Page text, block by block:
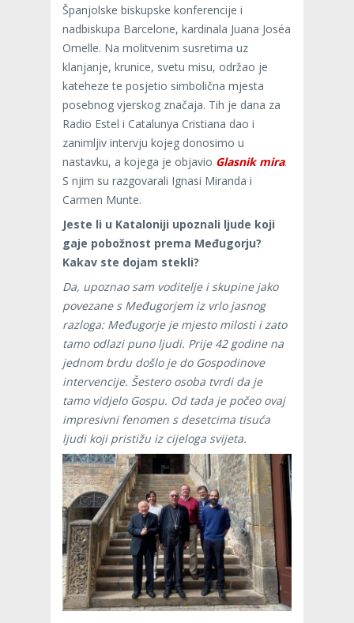
Španjolske biskupske konferencije i
nadbiskupa Barcelone, kardinala Juana Joséa
Omelle. Na molitvenim susretima uz
klanjanje, krunice, svetu misu, održao je
kateheze te posjetio simbolična mjesta
posebnog vjerskog značaja. Tih je dana za
Radio Estel i Catalunya Cristiana dao i
zanimljiv intervju kojeg donosimo u
nastavku, a kojega je objavio Glasnik mira.
S njim su razgovarali Ignasi Miranda i
Carmen Munte.
Jeste li u Kataloniji upoznali ljude koji
gaje pobožnost prema Međugorju?
Kakav ste dojam stekli?
Da, upoznao sam voditelje i skupine jako
povezane s Međugorjem iz vrlo jasnog
razloga: Međugorje je mjesto milosti i zato
tamo odlazi puno ljudi. Prije 42 godine na
jednom brdu došlo je do Gospodinove
intervencije. Šestero osoba tvrdi da je
tamo vidjelo Gospu. Od tada je počeo ovaj
impresivni fenomen s desetcima tisuća
ljudi koji pristižu iz cijeloga svijeta.